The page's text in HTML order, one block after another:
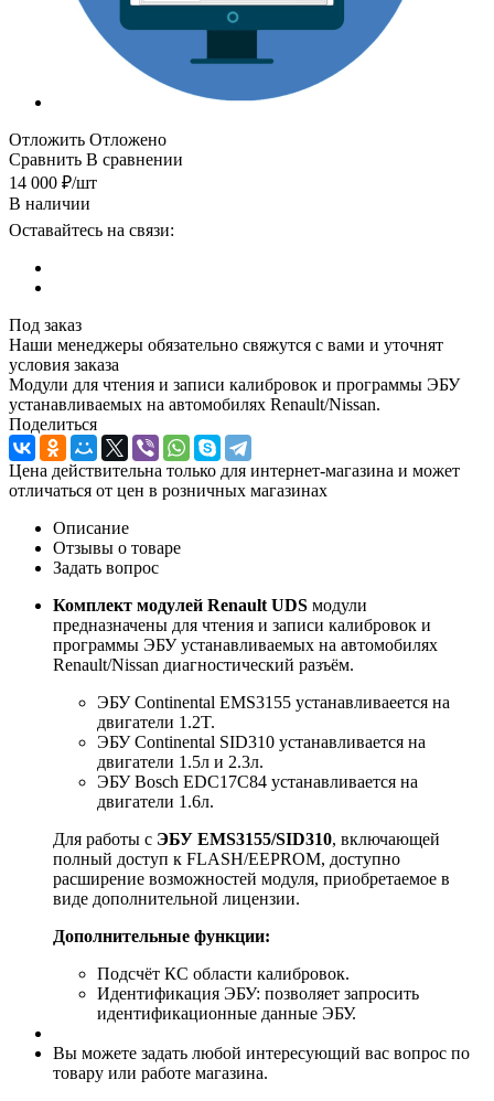
Отложить Отложено
Сравнить В сравнении
14 000 ₽/шт
В наличии
Оставайтесь на связи:
Под заказ
Наши менеджеры обязательно свяжутся с вами и уточнят
условия заказа
Модули для чтения и записи калибровок и программы ЭБУ
устанавливаемых на автомобилях Renault/Nissan.
Поделиться
Цена действительна только для интернет-магазина и может
отличаться от цен в розничных магазинах
Описание
Отзывы о товаре
Задать вопрос
Комплект модулей Renault UDS модули
предназначены для чтения и записи калибровок и
программы ЭБУ устанавливаемых на автомобилях
Renault/Nissan диагностический разъём.
ЭБУ Continental EMS3155 устанавливаеется на
двигатели 1.2T.
ЭБУ Continental SID310 устанавливается на
двигатели 1.5л и 2.3л.
ЭБУ Bosch EDC17C84 устанавливается на
двигатели 1.6л.
Для работы с ЭБУ EMS3155/SID310, включающей
полный доступ к FLASH/EEPROM, доступно
расширение возможностей модуля, приобретаемое в
виде дополнительной лицензии.
Дополнительные функции:
Подсчёт КС области калибровок.
Идентификация ЭБУ: позволяет запросить
идентификационные данные ЭБУ.
Вы можете задать любой интересующий вас вопрос по
товару или работе магазина.